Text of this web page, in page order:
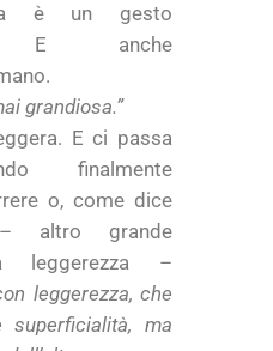
è un gesto
E anche
grandiosa.”
E ci passa
finalmente
o, come dice
altro grande
leggerezza –
leggerezza, che
superficialità, ma